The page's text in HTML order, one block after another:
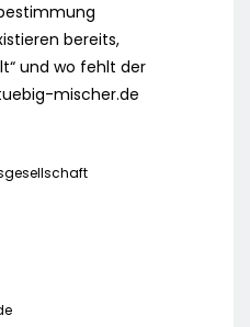
bereits,
und wo fehlt der
mischer.de